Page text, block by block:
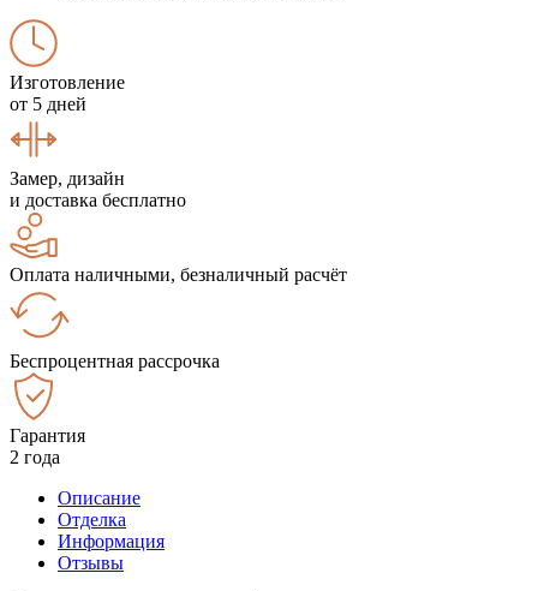
Изготовление
от 5 дней
Замер, дизайн
и доставка бесплатно
Оплата наличными, безналичный расчёт
Беспроцентная рассрочка
Гарантия
2 года
Описание
Отделка
Информация
Отзывы